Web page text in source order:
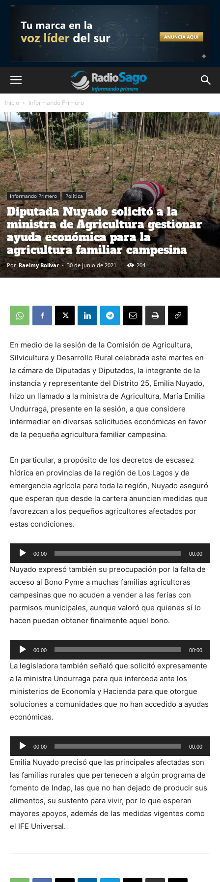
Inicio Informando Primero
Informando Primero Política
Diputada Nuyado solicitó a la
ministra de Agricultura gestionar
ayuda económica para la
agricultura familiar campesina
Por Raelmy Bolivar - 30 de junio de 2021 204
En medio de la sesión de la Comisión de Agricultura,
Silvicultura y Desarrollo Rural celebrada este martes en
la cámara de Diputadas y Diputados, la integrante de la
instancia y representante del Distrito 25, Emilia Nuyado,
hizo un llamado a la ministra de Agricultura, María Emilia
Undurraga, presente en la sesión, a que considere
intermediar en diversas solicitudes económicas en favor
de la pequeña agricultura familiar campesina.
En particular, a propósito de los decretos de escasez
hídrica en provincias de la región de Los Lagos y de
emergencia agrícola para toda la región, Nuyado aseguró
que esperan que desde la cartera anuncien medidas que
favorezcan a los pequeños agricultores afectados por
estas condiciones.
Reproductor
de
audio
00:00 00:00
Nuyado expresó también su preocupación por la falta de
acceso al Bono Pyme a muchas familias agricultoras
campesinas que no acuden a vender a las ferias con
permisos municipales, aunque valoró que quienes sí lo
hacen puedan obtener finalmente aquel bono.
Reproductor
de
audio
00:00 00:00
La legisladora también señaló que solicitó expresamente
a la ministra Undurraga para que interceda ante los
ministerios de Economía y Hacienda para que otorgue
soluciones a comunidades que no han accedido a ayudas
económicas.
Reproductor
de
audio
00:00 00:00
Emilia Nuyado precisó que las principales afectadas son
las familias rurales que pertenecen a algún programa de
fomento de Indap, las que no han dejado de producir sus
alimentos, su sustento para vivir, por lo que esperan
mayores apoyos, además de las medidas vigentes como
el IFE Universal.